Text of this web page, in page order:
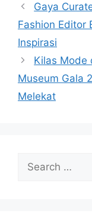
Gaya
Fashion Editor
Inspirasi
Kilas Mode
Museum Gala
Melekat
Search
for: